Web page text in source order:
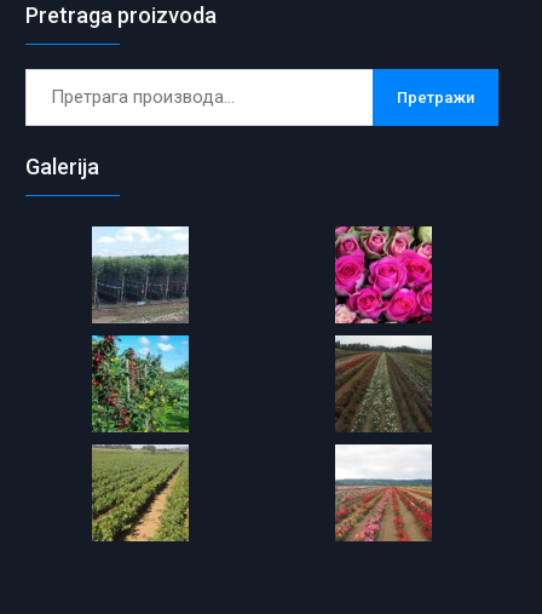
Pretraga proizvoda
Претрага
Претражи
Galerija